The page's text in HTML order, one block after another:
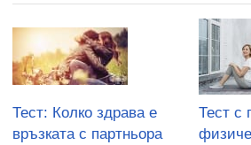
Тест: Колко здрава е
връзката с партньора
Тест с